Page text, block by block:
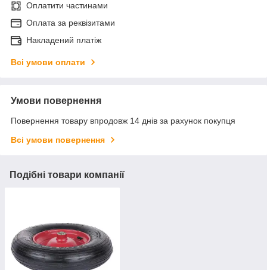
Оплатити частинами
Оплата за реквізитами
Накладений платіж
Всі умови оплати
Умови повернення
Повернення товару впродовж 14 днів за рахунок покупця
Всі умови повернення
Подібні товари компанії